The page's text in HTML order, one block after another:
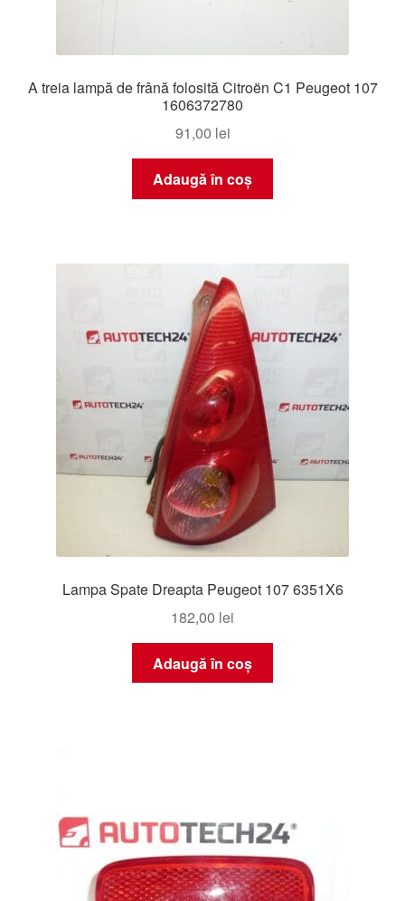
A treia lampă de frână folosită Citroën C1 Peugeot 107
1606372780
91,00 lei
Adaugă în coș
Lampa Spate Dreapta Peugeot 107 6351X6
182,00 lei
Adaugă în coș